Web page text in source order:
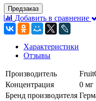
Предзаказ
Добавить в сравнение
Характеристики
Отзывы
Производитель
Концентрация
0 мг
Бренд производителя